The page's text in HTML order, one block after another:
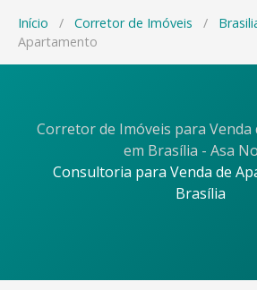
Início / Corretor de Imóveis /
Apartamento
Corretor de Imóveis para
em Brasília - Asa
Consultoria para Venda de
Brasília